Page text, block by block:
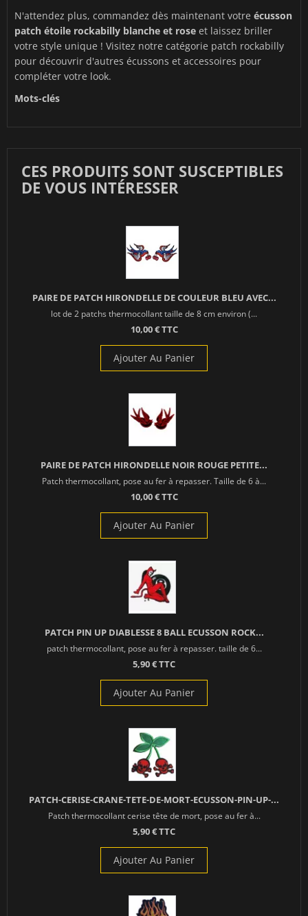
N'attendez plus, commandez dès maintenant votre écusson
patch étoile rockabilly blanche et rose et laissez briller
votre style unique ! Visitez notre catégorie patch rockabilly
pour découvrir d'autres écussons et accessoires pour
compléter votre look.
Mots-clés
CES PRODUITS SONT SUSCEPTIBLES
DE VOUS INTÉRESSER
PAIRE DE PATCH HIRONDELLE DE COULEUR BLEU AVEC...
lot de 2 patchs thermocollant taille de 8 cm environ (...
10,00 € TTC
Ajouter Au Panier
PAIRE DE PATCH HIRONDELLE NOIR ROUGE PETITE...
Patch thermocollant, pose au fer à repasser. Taille de 6 à...
10,00 € TTC
Ajouter Au Panier
PATCH PIN UP DIABLESSE 8 BALL ECUSSON ROCK...
patch thermocollant, pose au fer à repasser. taille de 6...
5,90 € TTC
Ajouter Au Panier
PATCH-CERISE-CRANE-TETE-DE-MORT-ECUSSON-PIN-UP-...
Patch thermocollant cerise tête de mort, pose au fer à...
5,90 € TTC
Ajouter Au Panier